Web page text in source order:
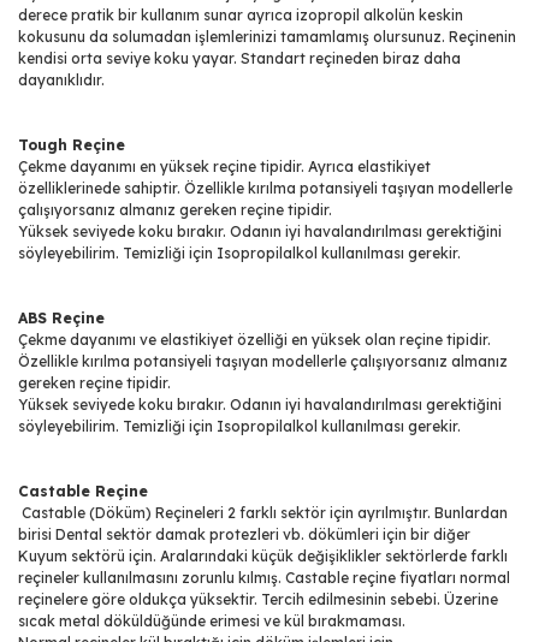
derece pratik bir kullanım sunar ayrıca izopropil alkolün keskin
kokusunu da solumadan işlemlerinizi tamamlamış olursunuz. Reçinenin
kendisi orta seviye koku yayar. Standart reçineden biraz daha
dayanıklıdır.
Tough Reçine
Çekme dayanımı en yüksek reçine tipidir. Ayrıca elastikiyet
özelliklerinede sahiptir. Özellikle kırılma potansiyeli taşıyan modellerle
çalışıyorsanız almanız gereken reçine tipidir.
Yüksek seviyede koku bırakır. Odanın iyi havalandırılması gerektiğini
söyleyebilirim. Temizliği için Isopropilalkol kullanılması gerekir.
ABS Reçine
Çekme dayanımı ve elastikiyet özelliği en yüksek olan reçine tipidir.
Özellikle kırılma potansiyeli taşıyan modellerle çalışıyorsanız almanız
gereken reçine tipidir.
Yüksek seviyede koku bırakır. Odanın iyi havalandırılması gerektiğini
söyleyebilirim. Temizliği için Isopropilalkol kullanılması gerekir.
Castable Reçine
Castable (Döküm) Reçineleri 2 farklı sektör için ayrılmıştır. Bunlardan
birisi Dental sektör damak protezleri vb. dökümleri için bir diğer
Kuyum sektörü için. Aralarındaki küçük değişiklikler sektörlerde farklı
reçineler kullanılmasını zorunlu kılmış. Castable reçine fiyatları normal
reçinelere göre oldukça yüksektir. Tercih edilmesinin sebebi. Üzerine
sıcak metal döküldüğünde erimesi ve kül bırakmaması.